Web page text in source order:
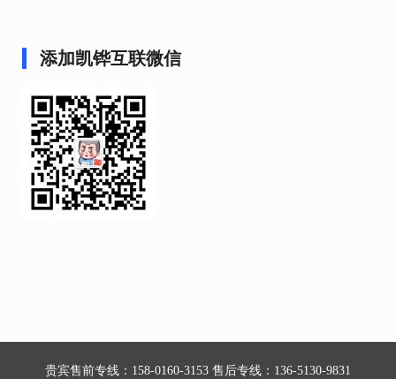
添加凯铧互联微信
贵宾售前专线：158-0160-3153 售后专线：136-5130-9831